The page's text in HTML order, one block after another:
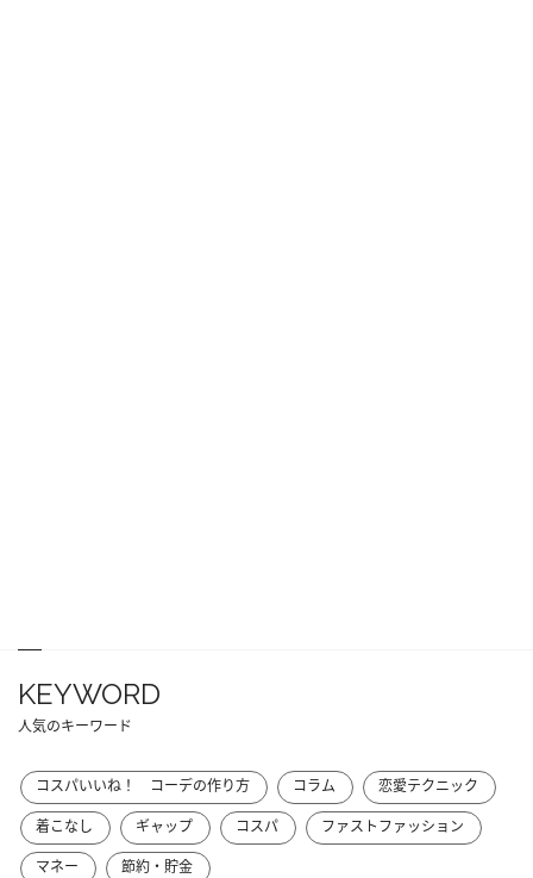
KEYWORD
人気のキーワード
コスパいいね！ コーデの作り方 コラム
恋愛テクニック
着こなし
ギャップ コスパ
ファストファッション
マネー
節約・貯金